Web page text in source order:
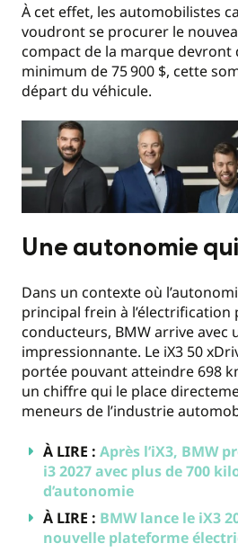
À cet effet, les automobilistes
voudront se procurer le
compact de la marque devront
minimum de 75 900 $, cette
départ du véhicule.
Une autonomie
Dans un contexte où
principal frein à
conducteurs, BMW arrive avec
impressionnante. Le iX3 50
portée pouvant atteindre 698
un chiffre qui le place
meneurs de l’industrie
À LIRE : Après l’iX3, BMW
i3 2027 avec plus de 700
d’autonomie
À LIRE : BMW lance le iX3
nouvelle plateforme